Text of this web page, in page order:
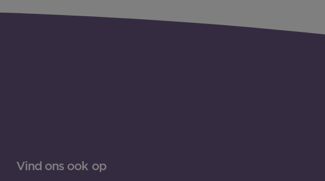
Vind ons ook op